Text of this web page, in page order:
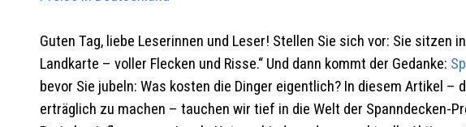
Guten Tag, liebe Leserinnen und Leser! Stellen Sie sich vor: Sie sitzen
Landkarte – voller Flecken und Risse.“ Und dann kommt der Gedanke:
bevor Sie jubeln: Was kosten die Dinger eigentlich? In diesem Artikel
erträglich zu machen – tauchen wir tief in die Welt der Spanndecken-